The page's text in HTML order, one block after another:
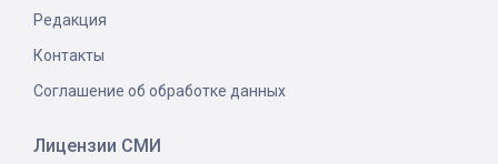
Редакция
Контакты
Соглашение об обработке данных
Лицензии СМИ